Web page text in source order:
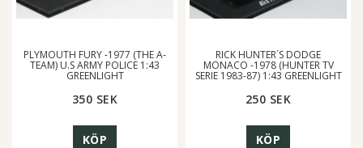
PLYMOUTH FURY -1977 (THE A-
TEAM) U.S ARMY POLICE 1:43
GREENLIGHT
350 SEK
KÖP
RICK HUNTER´S DODGE
MONACO -1978 (HUNTER TV
SERIE 1983-87) 1:43 GREENLIGHT
250 SEK
KÖP